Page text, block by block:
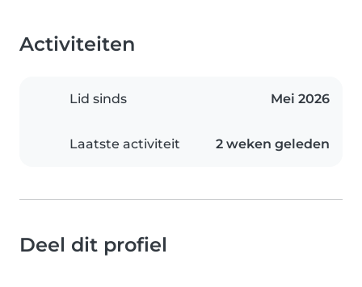
Activiteiten
Lid sinds Mei 2026
Laatste activiteit 2 weken geleden
Deel dit profiel